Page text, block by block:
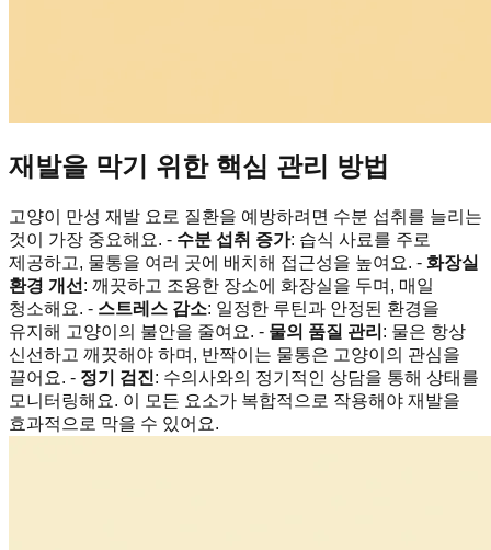
재발을 막기 위한 핵심 관리 방법
고양이 만성 재발 요로 질환을 예방하려면 수분 섭취를 늘리는
것이 가장 중요해요. - 수분 섭취 증가: 습식 사료를 주로
제공하고, 물통을 여러 곳에 배치해 접근성을 높여요. - 화장실
환경 개선 : 깨끗하고 조용한 장소에 화장실을 두며, 매일
청소해요. - 스트레스 감소: 일정한 루틴과 안정된 환경을
유지해 고양이의 불안을 줄여요. - 물의 품질 관리 : 물은 항상
신선하고 깨끗해야 하며, 반짝이는 물통은 고양이의 관심을
끌어요. - 정기 검진: 수의사와의 정기적인 상담을 통해 상태를
모니터링해요. 이 모든 요소가 복합적으로 작용해야 재발을
효과적으로 막을 수 있어요.